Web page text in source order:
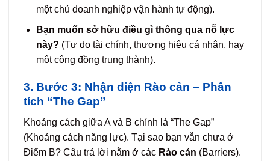
một chủ doanh nghiệp vận hành tự động).
Bạn muốn sở hữu điều gì thông qua nỗ lực
này? (Tự do tài chính, thương hiệu cá nhân, hay
một cộng đồng trung thành).
3. Bước 3: Nhận diện Rào cản – Phân
tích “The Gap”
Khoảng cách giữa A và B chính là “The Gap”
(Khoảng cách năng lực). Tại sao bạn vẫn chưa ở
Điểm B? Câu trả lời nằm ở các Rào cản (Barriers).